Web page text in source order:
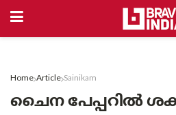
Home Article Sainikam
ചൈന പേപ്പറിൽ